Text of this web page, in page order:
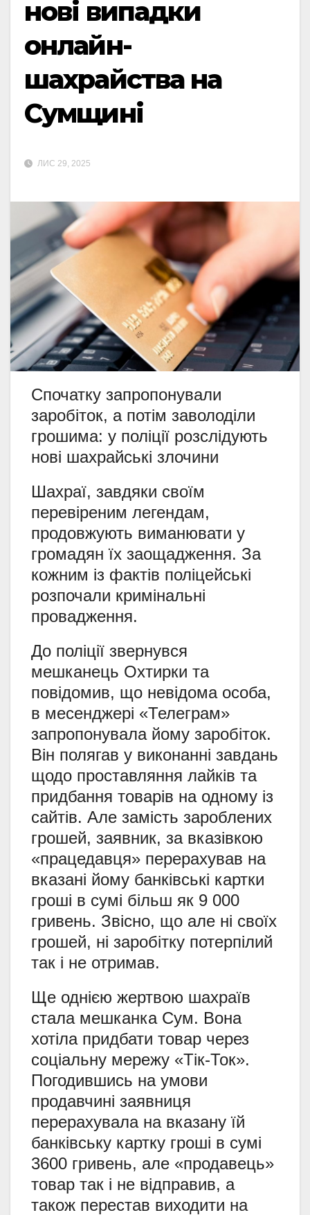
нові випадки
онлайн-
шахрайства на
Сумщині
ЛИС 29, 2025
Спочатку запропонували
заробіток, а потім заволоділи
грошима: у поліції розслідують
нові шахрайські злочини
Шахраї, завдяки своїм
перевіреним легендам,
продовжують виманювати у
громадян їх заощадження. За
кожним із фактів поліцейські
розпочали кримінальні
провадження.
До поліції звернувся
мешканець Охтирки та
повідомив, що невідома особа,
в месенджері «Телеграм»
запропонувала йому заробіток.
Він полягав у виконанні завдань
щодо проставляння лайків та
придбання товарів на одному із
сайтів. Але замість зароблених
грошей, заявник, за вказівкою
«працедавця» перерахував на
вказані йому банківські картки
гроші в сумі більш як 9 000
гривень. Звісно, що але ні своїх
грошей, ні заробітку потерпілий
так і не отримав.
Ще однією жертвою шахраїв
стала мешканка Сум. Вона
хотіла придбати товар через
соціальну мережу «Тік-Ток».
Погодившись на умови
продавчині заявниця
перерахувала на вказану їй
банківську картку гроші в сумі
3600 гривень, але «продавець»
товар так і не відправив, а
також перестав виходити на